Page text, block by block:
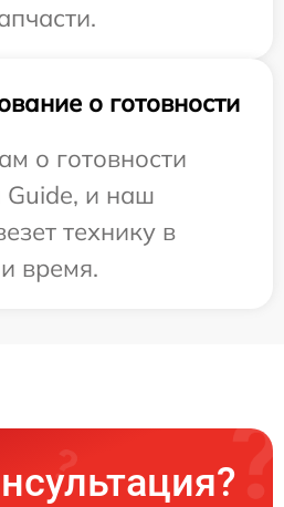
о готовности
о готовности
и наш
технику в
время.